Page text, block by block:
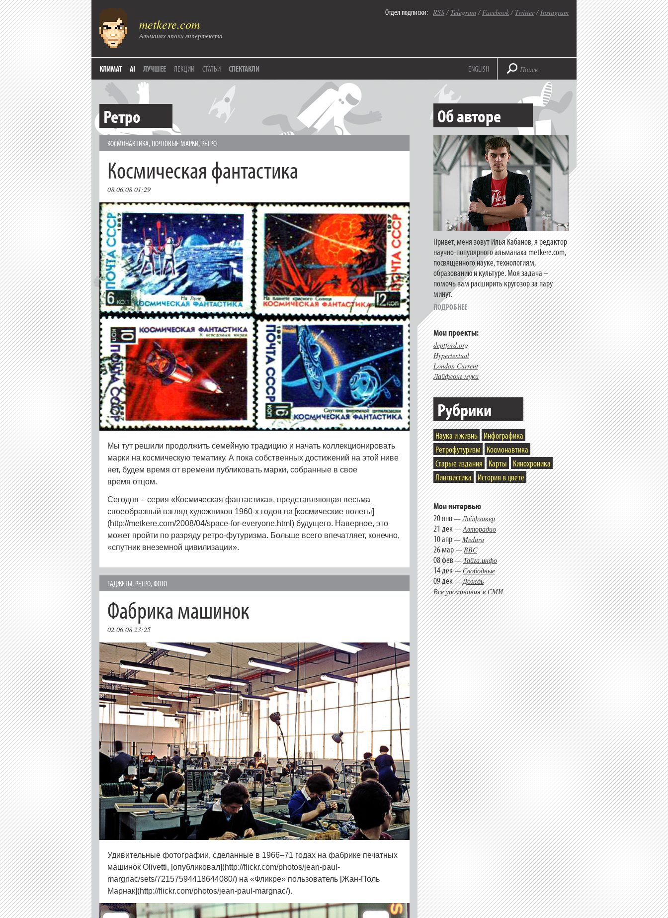
metkere.com
Альманах эпохи гипертекста
Отдел подписки: RSS/ Telegram/Facebook/ Twitter/Instagram
КЛИМАТ AI ЛУЧШЕЕ ЛЕКЦИИ СТАТЬИ СПЕКТАКЛИ ENGLISH
Ретро
КОСМОНАВТИКА, ПОЧТОВЫЕ МАРКИ, РЕТРО
Космическая фантастика
08.06.08 01:29
Мы тут решили продолжить семейную традицию и начать коллекционировать
марки на космическую тематику. А пока собственных достижений на этой ниве
нет, будем время от времени публиковать марки, собранные в свое
время отцом.
Сегодня – серия «Космическая фантастика», представляющая весьма
своеобразный взгляд художников 1960‑х годов на [космические полеты]
(http://metkere.com/2008/04/space-for-everyone.html) будущего. Наверное, это
может пройти по разряду ретро-футуризма. Больше всего впечатляет, конечно,
«спутник внеземной цивилизации».
ГAДЖЕТЫ, РЕТРО,ФОТО
Фабрика машинок
02.06.08 23:25
Удивительные фотографии, сделанные в 1966–71 годах на фабрике печатных
машинок Olivetti, [опубликовал](http://flickr.com/photos/jean-paul-
margnac/sets/72157594418644080/) на «Фликре» пользователь [Жан-Поль
Марнак](http://flickr.com/photos/jean-paul-margnac/).
Об авторе
Привет, меня зовут Илья Кабанов, я редактор
научно-популярного альманаха metkere.com,
посвященного науке, технологиям,
образованию и культуре. Моя задача –
помочь вам расширить кругозор за пару
минут.
ПОДРОБНЕЕ
Мои проекты:
deptford.org
Hypertextual
London Current
Лайфлонг муки
Рубрики
Наука и жизнь Инфографика
Ретрофутуризм
Космонавтика
Старые издания
Карты
Кинохроника
Лингвистика
История в цвете
Мои интервью
20 янв—Лайфхакер
21 дек—Авторадио
10 апр—Meduza
26 мар—BBC
08 фев—Тайга.инфо
14 дек—Свободные
09 дек—Дождь
Все упоминания в СМИ